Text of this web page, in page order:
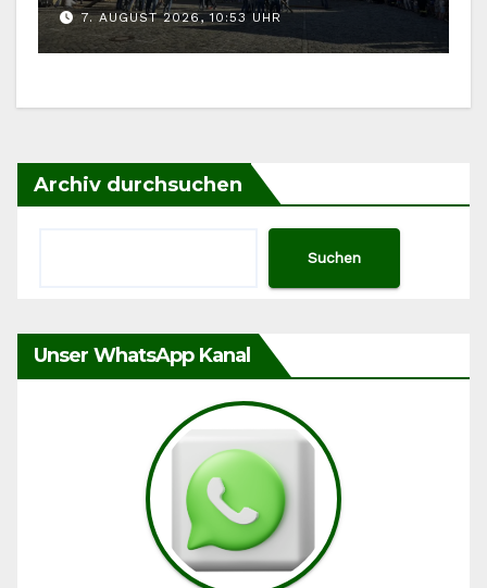
7. AUGUST 2026, 10:53 UHR
Archiv durchsuchen
Suchen
Unser WhatsApp Kanal